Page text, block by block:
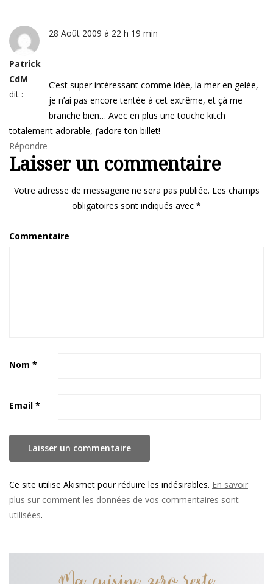
Patrick
CdM
dit :
28 Août 2009 à 22 h 19 min
C’est super intéressant comme idée, la mer en gelée,
je n’ai pas encore tentée à cet extrême, et çà me
branche bien… Avec en plus une touche kitch
totalement adorable, j’adore ton billet!
Répondre
Laisser un commentaire
Votre adresse de messagerie ne sera pas publiée. Les champs
obligatoires sont indiqués avec *
Commentaire
Nom *
Email *
Ce site utilise Akismet pour réduire les indésirables. En savoir
plus sur comment les données de vos commentaires sont
utilisées.